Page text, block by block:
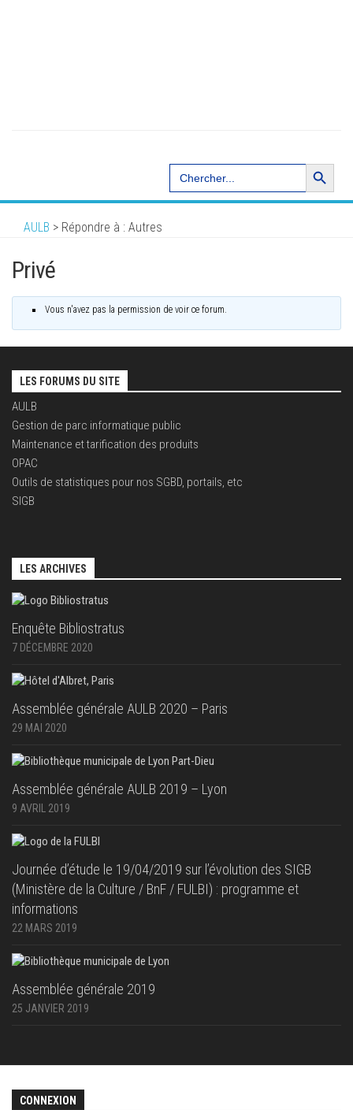
Search
for:
Search Button
AULB > Répondre à : Autres
Privé
Vous n'avez pas la permission de voir ce forum.
LES FORUMS DU SITE
AULB
Gestion de parc informatique public
Maintenance et tarification des produits
OPAC
Outils de statistiques pour nos SGBD, portails, etc
SIGB
LES ARCHIVES
Enquête Bibliostratus
7 DÉCEMBRE 2020
Assemblée générale AULB 2020 – Paris
29 MAI 2020
Assemblée générale AULB 2019 – Lyon
9 AVRIL 2019
Journée d’étude le 19/04/2019 sur l’évolution des SIGB
(Ministère de la Culture / BnF / FULBI) : programme et
informations
22 MARS 2019
Assemblée générale 2019
25 JANVIER 2019
CONNEXION